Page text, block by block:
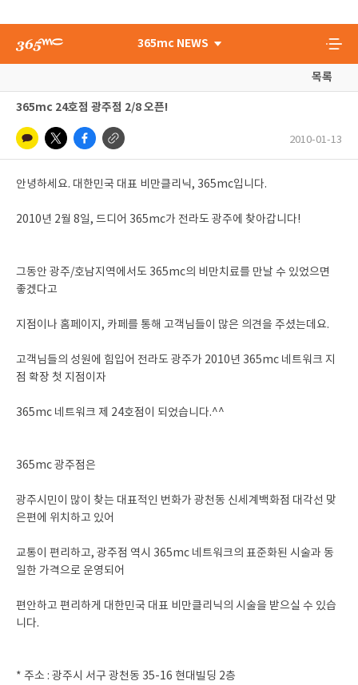
365mc NEWS
목록
365mc 24호점 광주점 2/8 오픈!
2010-01-13
안녕하세요. 대한민국 대표 비만클리닉, 365mc입니다.
2010년 2월 8일, 드디어 365mc가 전라도 광주에 찾아갑니다!
그동안 광주/호남지역에서도 365mc의 비만치료를 만날 수 있었으면
좋겠다고
지점이나 홈페이지, 카페를 통해 고객님들이 많은 의견을 주셨는데요.
고객님들의 성원에 힘입어 전라도 광주가 2010년 365mc 네트워크 지
점 확장 첫 지점이자
365mc 네트워크 제 24호점이 되었습니다.^^
365mc 광주점은
광주시민이 많이 찾는 대표적인 번화가 광천동 신세계백화점 대각선 맞
은편에 위치하고 있어
교통이 편리하고, 광주점 역시 365mc 네트워크의 표준화된 시술과 동
일한 가격으로 운영되어
편안하고 편리하게 대한민국 대표 비만클리닉의 시술을 받으실 수 있습
니다.
* 주소 : 광주시 서구 광천동 35-16 현대빌딩 2층